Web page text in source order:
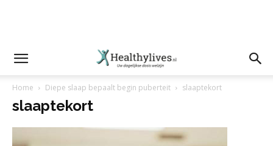
Home Diepe slaap bepaalt begin puberteit slaaptekort
slaaptekort